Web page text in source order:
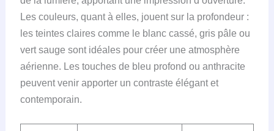
Les couleurs, quant à elles, jouent sur la profondeur :
les teintes claires comme le blanc cassé, gris pâle ou
vert sauge sont idéales pour créer une atmosphère
aérienne. Les touches de bleu profond ou anthracite
peuvent venir apporter un contraste élégant et
contemporain.